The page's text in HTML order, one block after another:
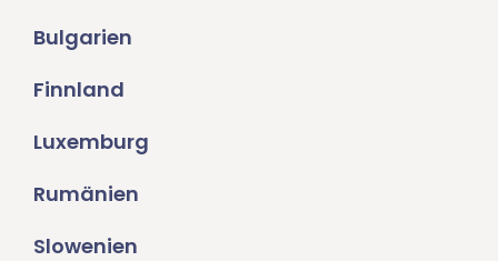
Bulgarien
Finnland
Luxemburg
Rumänien
Slowenien